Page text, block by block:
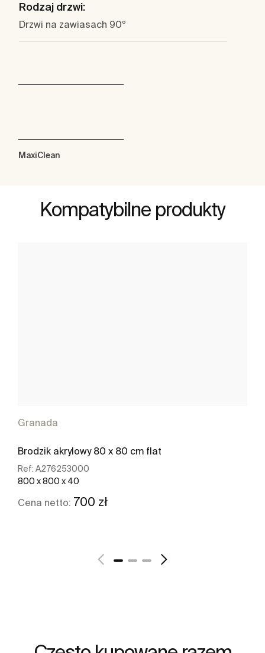
Rodzaj drzwi:
Drzwi na zawiasach 90º
MaxiClean
Kompatybilne produkty
Granada
Brodzik akrylowy 80 x 80 cm flat
Ref: A276253000
800 x 800 x 40
Cena netto: 700 zł